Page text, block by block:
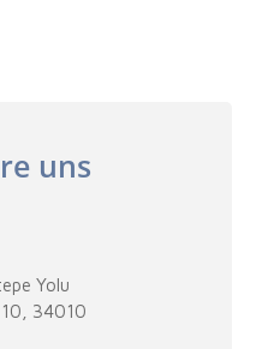
uns
Yolu
34010